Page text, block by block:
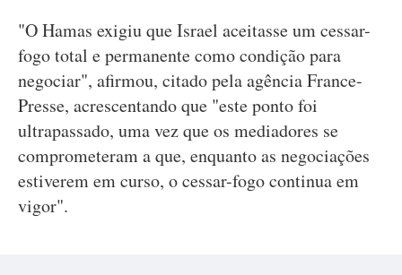
"O Hamas exigiu que Israel aceitasse um cessar-
fogo total e permanente como condição para
negociar", afirmou, citado pela agência France-
Presse, acrescentando que "este ponto foi
ultrapassado, uma vez que os mediadores se
comprometeram a que, enquanto as negociações
estiverem em curso, o cessar-fogo continua em
vigor".